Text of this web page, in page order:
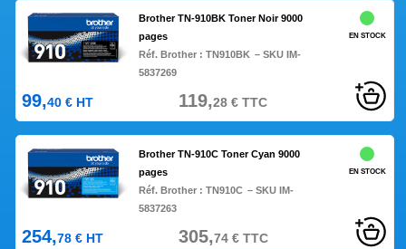
Brother TN-910BK Toner Noir 9000
pages
Réf. Brother :TN910BK – SKU IM-
5837269
EN STOCK
99,40 € HT 119,28€TTC
Brother TN-910C Toner Cyan 9000
pages
Réf. Brother :TN910C – SKU IM-
5837263
EN STOCK
254,78 € HT 305,74€TTC